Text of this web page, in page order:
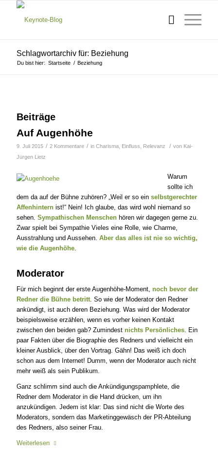
Schlagwortarchiv für: Beziehung
Du bist hier: Startseite / Beziehung
Beiträge
Auf Augenhöhe
9. Juli 2015 / 2 Kommentare / in Charisma, Einfluss Relevanz / von Kai-
Jürgen Lietz
Warum
sollte ich
dem da auf der Bühne zuhören? „Weil er so ein selbstgerechter
Affenhinternist!“ Nein! Ich glaube, das wird wohl niemand so
sehen. Sympathischen Menschenhören wir dagegen gerne zu.
Zwar spielt bei Sympathie Vieles eine Rolle, wie Charme,
Ausstrahlung und Aussehen. Aber das alles ist nie so wichtig,
wie die Augenhöhe.
Moderator
Für mich beginnt der erste Augenhöhe-Moment, noch bevor der
Redner die Bühne betritt. So wie der Moderator den Redner
ankündigt, ist auch deren Beziehung. Was wird der Moderator
beispielsweise erzählen, wenn es vorher keinen Kontakt
zwischen den beiden gab? Zumindest nichts Persönliches. Ein
paar Fakten über die Biographie des Redners und vielleicht ein
kleiner Ausblick, über den Vortrag. Gähn! Das weiß ich doch
schon aus dem Internet! Dumm, wenn der Moderator auch nicht
mehr weiß als sein Publikum.
Ganz schlimm sind auch die Ankündigungspamphlete, die
Redner dem Moderator in die Hand drücken, um ihn
anzukündigen. Jedem ist klar: Das sind nicht die Worte des
Moderators, sondern das Marketinggewäsch der PR-Abteilung
des Redners, also seiner Frau.
Weiterlesen